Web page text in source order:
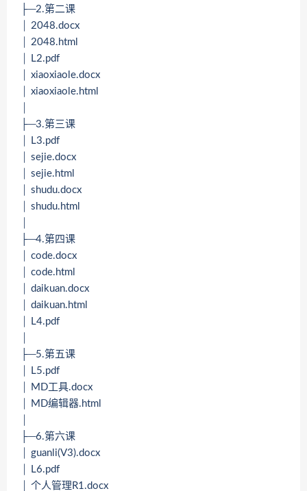
├─2.第二课
│ 2048.docx
│ 2048.html
│ L2.pdf
│ xiaoxiaole.docx
│ xiaoxiaole.html
├─3.第三课
│ L3.pdf
│ sejie.docx
│ sejie.html
│ shudu.docx
│ shudu.html
├─4.第四课
│ code.docx
│ code.html
│ daikuan.docx
│ daikuan.html
│ L4.pdf
├─5.第五课
│ L5.pdf
│ MD工具.docx
│ MD编辑器.html
├─6.第六课
│ guanli(V3).docx
│ L6.pdf
│ 个人管理R1.docx